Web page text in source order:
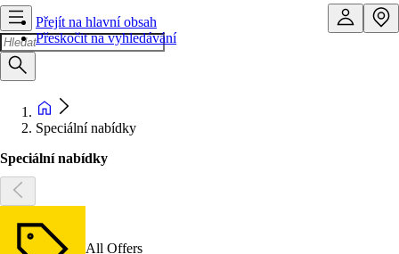
Přejít na hlavní obsah
Přeskočit na vyhledávání
Speciální nabídky
Speciální nabídky
All Offers